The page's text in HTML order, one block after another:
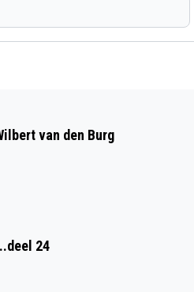
DIK VAN PUTTEN
van den Burg
24